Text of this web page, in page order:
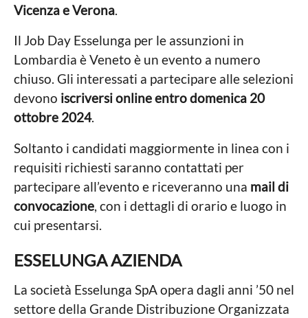
Vicenza e Verona.
Il Job Day Esselunga per le assunzioni in
Lombardia è Veneto è un evento a numero
chiuso. Gli interessati a partecipare alle selezioni
devono iscriversi online entro domenica 20
ottobre 2024.
Soltanto i candidati maggiormente in linea con i
requisiti richiesti saranno contattati per
partecipare all’evento e riceveranno una mail di
convocazione , con i dettagli di orario e luogo in
cui presentarsi.
ESSELUNGA AZIENDA
La società Esselunga SpA opera dagli anni ’50 nel
settore della Grande Distribuzione Organizzata